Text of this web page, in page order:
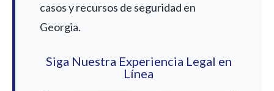
casos y recursos de seguridad en
Georgia.
Siga Nuestra Experiencia Legal en
Línea